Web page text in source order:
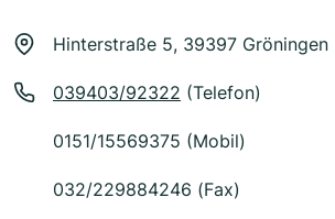
Hinterstraße 5, 39397 Gröningen
039403/92322 (Telefon)
0151/15569375 (Mobil)
032/229884246 (Fax)